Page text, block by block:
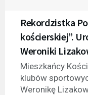
Rekordzistka
kościerskiej”.
Weroniki
Mieszkańcy
klubów
Weronikę